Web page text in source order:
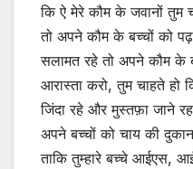
कि ऐ मेरे कौम के जवानों तुम
तो अपने कौम के बच्चों को
सलामत रहे तो अपने कौम के
आरास्ता करो, तुम चाहते हो
जिंदा रहे और मुस्तफ़ा जाने
अपने बच्चों को चाय की
ताकि तुम्हारे बच्चे आईएस,